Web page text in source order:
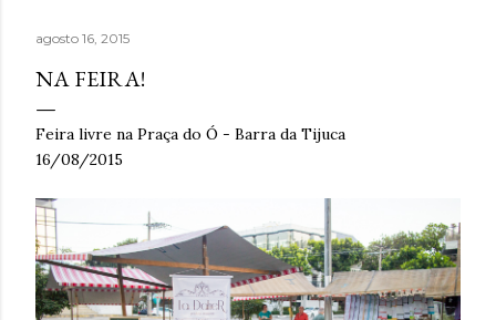
agosto 16, 2015
NA FEIRA!
Feira livre na Praça do Ó - Barra da Tijuca
16/08/2015